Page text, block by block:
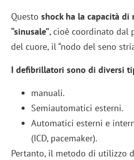
Questoshock ha la capacità
“sinusale”, cioè coordinato dal
del cuore, il “nodo del seno
I defibrillatori sono di diversi
manuali.
Semiautomatici esterni.
Automatici esterni e
(ICD, pacemaker).
Pertanto, il metodo di utilizzo